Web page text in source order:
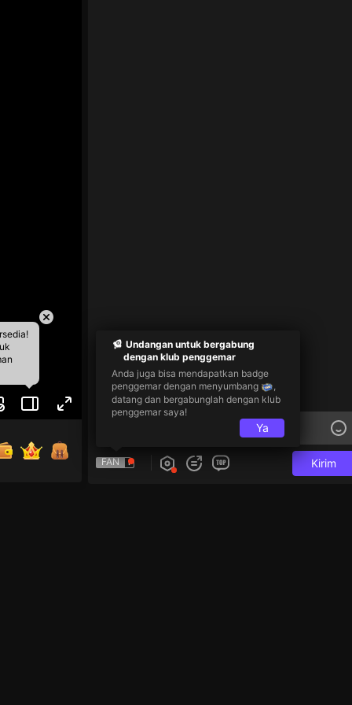
FAN Kirim
Undangan untuk bergabung
dengan klub penggemar
Anda juga bisa mendapatkan badge
penggemar dengan menyumbang
datang dan bergabunglah dengan klub
penggemar saya!
Ya